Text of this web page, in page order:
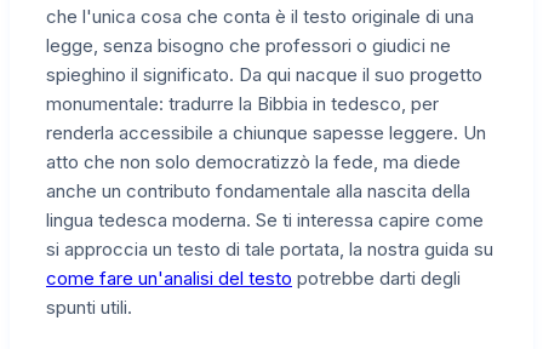
che l'unica cosa che conta è il testo originale di una
legge, senza bisogno che professori o giudici ne
spieghino il significato. Da qui nacque il suo progetto
monumentale: tradurre la Bibbia in tedesco, per
renderla accessibile a chiunque sapesse leggere. Un
atto che non solo democratizzò la fede, ma diede
anche un contributo fondamentale alla nascita della
lingua tedesca moderna. Se ti interessa capire come
si approccia un testo di tale portata, la nostra guida su
come fare un'analisi del testo potrebbe darti degli
spunti utili.